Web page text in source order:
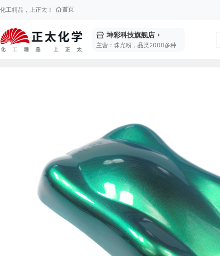
化工精品，上正太！ 首页
坤彩科技旗舰店
主营：珠光粉，品类2000多种